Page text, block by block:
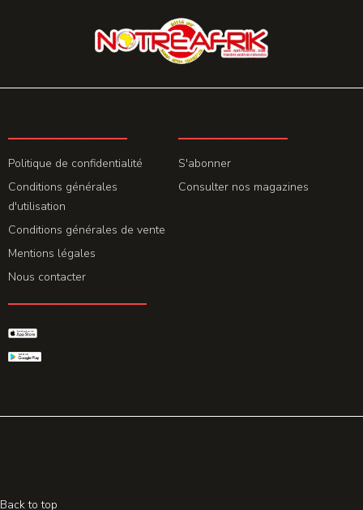
Politique de confidentialité
Conditions générales
d'utilisation
Conditions générales de vente
Mentions légales
Nous contacter
S'abonner
Consulter nos magazines
Back to top